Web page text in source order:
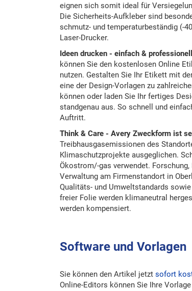
eignen sich somit ideal für
Die Sicherheits-Aufkleber sind
schmutz- und temperaturbeständig (-
Laser-Drucker.
Ideen drucken - einfach &
können Sie den kostenlosen Online
nutzen. Gestalten Sie Ihr Etikett mit
eine der Design-Vorlagen zu
können oder laden Sie Ihr fertiges
standgenau aus. So schnell und
Auftritt.
Think & Care - Avery Zweckform ist
Treibhausgasemissionen des
Klimaschutzprojekte ausgeglichen.
Ökostrom/-gas verwendet.
Verwaltung am Firmenstandort in
Qualitäts- und Umweltstandards
freier Folie werden klimaneutral
werden kompensiert.
Software und Vorlagen
Sie können den Artikel jetzt sofort
Online-Editors können Sie Ihre